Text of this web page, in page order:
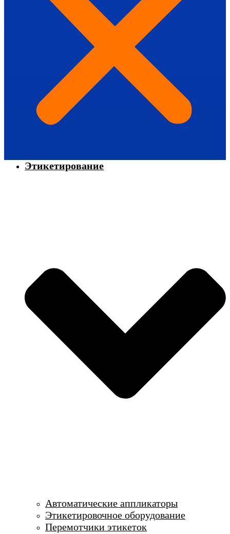
Этикетирование
Автоматические аппликаторы
Этикетировочное оборудование
Перемотчики этикеток